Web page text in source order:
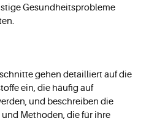
Gesundheitsprobleme
gehen detailliert auf die
ein, die häufig auf
und beschreiben die
Methoden, die für ihre